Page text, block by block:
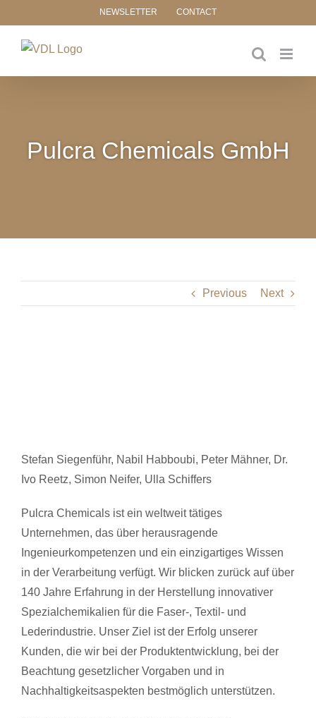
to
content
NEWSLETTER CONTACT
Pulcra Chemicals GmbH
Previous Next
Stefan Siegenführ, Nabil Habboubi, Peter Mähner, Dr.
Ivo Reetz, Simon Neifer, Ulla Schiffers
Pulcra Chemicals ist ein weltweit tätiges
Unternehmen, das über herausragende
Ingenieurkompetenzen und ein einzigartiges Wissen
in der Verarbeitung verfügt. Wir blicken zurück auf über
140 Jahre Erfahrung in der Herstellung innovativer
Spezialchemikalien für die Faser-, Textil- und
Lederindustrie. Unser Ziel ist der Erfolg unserer
Kunden, die wir bei der Produktentwicklung, bei der
Beachtung gesetzlicher Vorgaben und in
Nachhaltigkeitsaspekten bestmöglich unterstützen.